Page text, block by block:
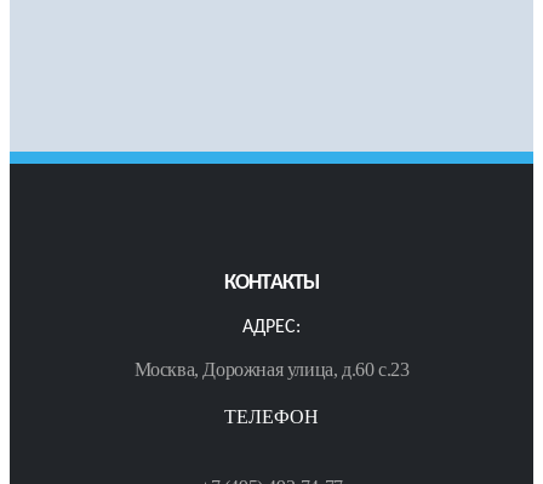
КОНТАКТЫ
АДРЕС:
Москва, Дорожная улица, д.60 с.23
ТЕЛЕФОН